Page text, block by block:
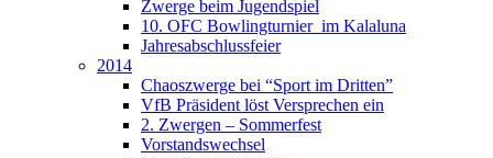
Zwerge beim Jugendspiel
10. OFC Bowlingturnier im Kalaluna
Jahresabschlussfeier
2014
Chaoszwerge bei “Sport im Dritten”
VfB Präsident löst Versprechen ein
2. Zwergen – Sommerfest
Vorstandswechsel